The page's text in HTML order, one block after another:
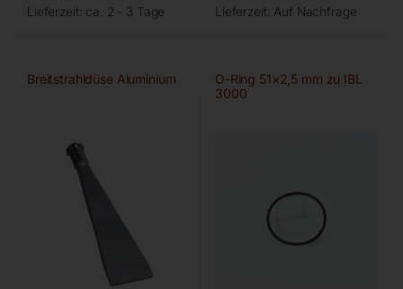
Lieferzeit: ca. 2 - 3 Tage
Lieferzeit: Auf Nachfrage
Breitstrahldüse Aluminium
O-Ring 51×2,5 mm zu IBL
3000